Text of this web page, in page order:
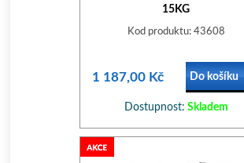
15KG
Kod produktu: 43608
1 187,00 Kč Do košíku
Dostupnost: Skladem